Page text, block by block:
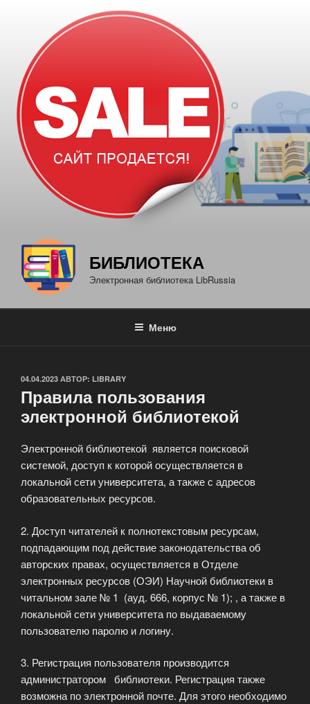
содержимому
БИБЛИОТЕКА
Электронная библиотека LibRussia
Меню
ОПУБЛИКОВАНО
04.04.2023 АВТОР: LIBRARY
Правила пользования
электронной библиотекой
Электронной библиотекой является поисковой
системой, доступ к которой осуществляется в
локальной сети университета, а также с адресов
образовательных ресурсов.
2. Доступ читателей к полнотекстовым ресурсам,
подпадающим под действие законодательства об
авторских правах, осуществляется в Отделе
электронных ресурсов (ОЭИ) Научной библиотеки в
читальном зале № 1 (ауд. 666, корпус № 1); , а также в
локальной сети университета по выдаваемому
пользователю паролю и логину.
3. Регистрация пользователя производится
администратором библиотеки. Регистрация также
возможна по электронной почте. Для этого необходимо